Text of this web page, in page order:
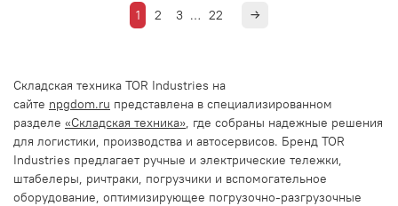
1 2 3 … 22
Складская техника TOR Industries на
сайте npgdom.ru представлена в специализированном
разделе «Складская техника», где собраны надежные решения
для логистики, производства и автосервисов. Бренд TOR
Industries предлагает ручные и электрические тележки,
штабелеры, ричтраки, погрузчики и вспомогательное
оборудование, оптимизирующее погрузочно-разгрузочные